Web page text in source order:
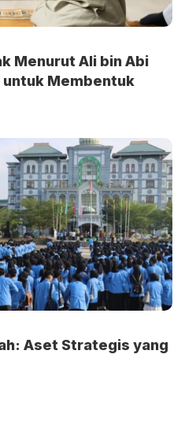
Menurut Ali bin Abi
untuk Membentuk
Aset Strategis yang